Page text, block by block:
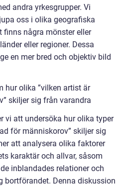
andra yrkesgrupper. Vi
oss i olika geografiska
finns några mönster eller
eller regioner. Dessa
en mer bred och objektiv bild
hur olika ”vilken artist är
skiljer sig från varandra
vi att undersöka hur olika typer
för människorov” skiljer sig
att analysera olika faktorer
karaktär och allvar, såsom
inblandades relationer och
bortförandet. Denna diskussion